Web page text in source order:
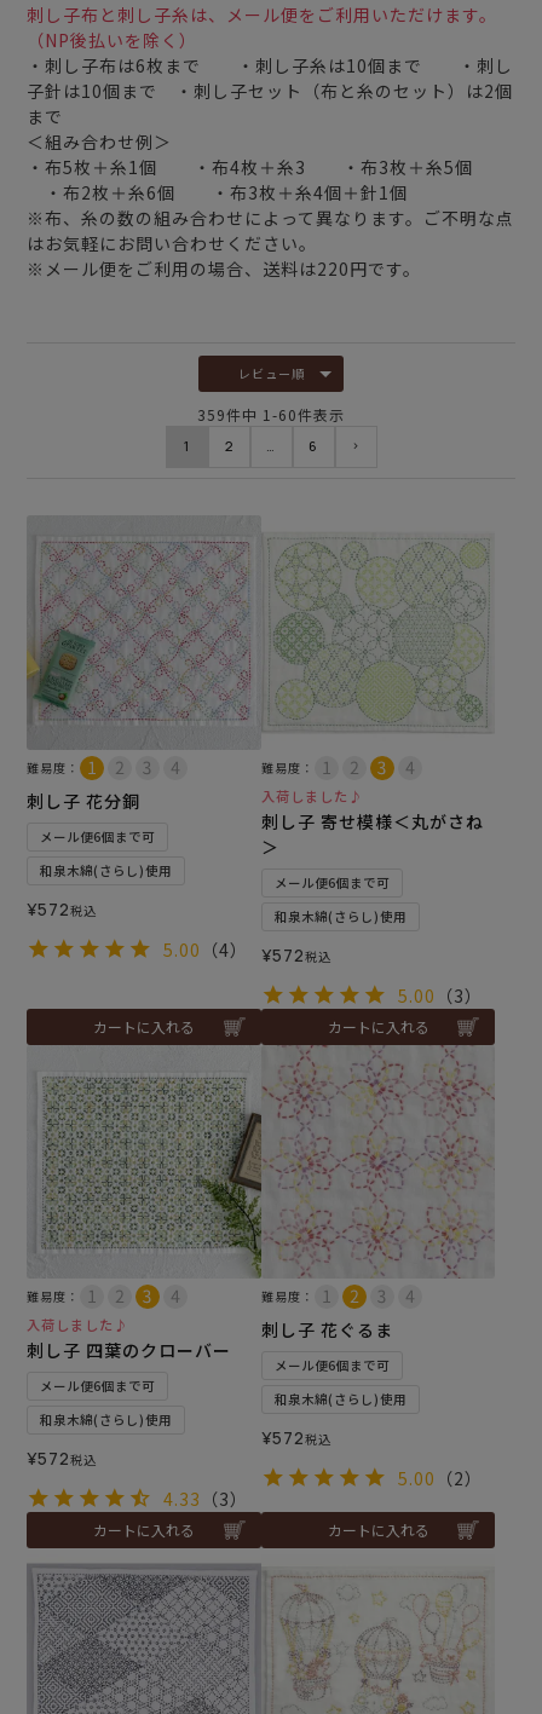
刺し子布と刺し子糸は、メール便をご利用いただけます。
（NP後払いを除く）
・刺し子布は6枚まで ・刺し子糸は10個まで ・刺し
子針は10個まで ・刺し子セット（布と糸のセット）は2個
まで
＜組み合わせ例＞
・布5枚＋糸1個 ・布4枚＋糸3 ・布3枚＋糸5個
・布2枚＋糸6個 ・布3枚＋糸4個＋針1個
※布、糸の数の組み合わせによって異なります。ご不明な点
はお気軽にお問い合わせください。
※メール便をご利用の場合、送料は220円です。
レビュー順
359件中 1 -60件表示
1 2 … 6
難易度：
刺し子 花分銅
メール便6個まで可
和泉木綿(さらし)使用
¥572税込
5.00 （4）
カートに入れる
難易度：
入荷しました♪
刺し子 寄せ模様＜丸がさね
＞
メール便6個まで可
和泉木綿(さらし)使用
¥572税込
5.00 （3）
カートに入れる
難易度：
入荷しました♪
刺し子 四葉のクローバー
メール便6個まで可
和泉木綿(さらし)使用
¥572税込
4.33 （3）
カートに入れる
難易度：
刺し子 花ぐるま
メール便6個まで可
和泉木綿(さらし)使用
¥572税込
5.00 （2）
カートに入れる